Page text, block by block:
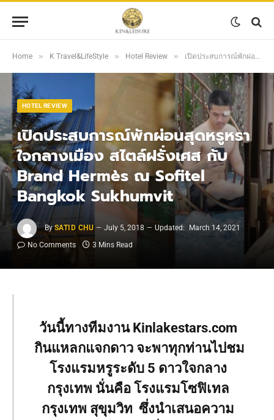
Home » K Travel&LifeStyle » Hotel Review » เปิดประสบการณ์พักผ่อนสุดหรูหราใจกลางเมือง สไตล์ฝรั่งเศส กับ Brand Hermès ณ Sofitel Bangkok Sukhumvit
HOTEL REVIEW
เปิดประสบการณ์พักผ่อนสุดหรูหรา
ใจกลางเมือง สไตล์ฝรั่งเศส กับ
Brand Hermès ณ Sofitel
Bangkok Sukhumvit
By SATID CHU July 5, 2018 Updated:
March 14, 2021
No Comments
3 Mins Read
วันนี้ทางทีมงาน Kinlakestars.com
กินแหลกแจกดาว จะพาทุกท่านไปชม
โรงแรมหรูระดับ 5 ดาวใจกลาง
กรุงเทพ นั่นคือ โรงแรมโซฟิเทล
กรุงเทพ สุขุมวิท ซึ่งนำเสนอความ